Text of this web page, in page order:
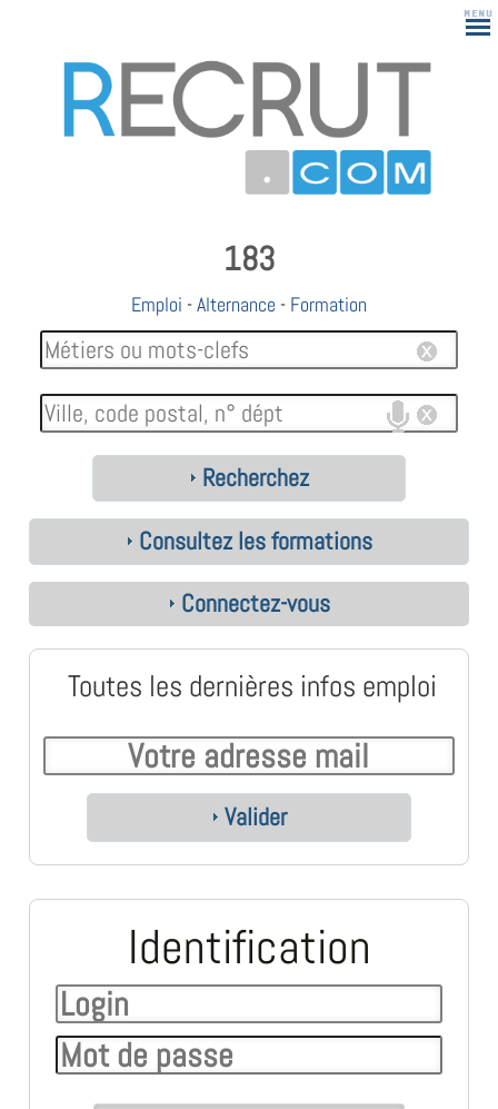
183
Emploi -Alternance - Formation
Recherchez
Consultez les formations
Connectez-vous
Toutes les dernières infos emploi
Valider
Identification